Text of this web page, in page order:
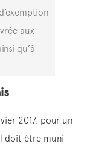
aux
qu’à
2017, pour un
doit être muni